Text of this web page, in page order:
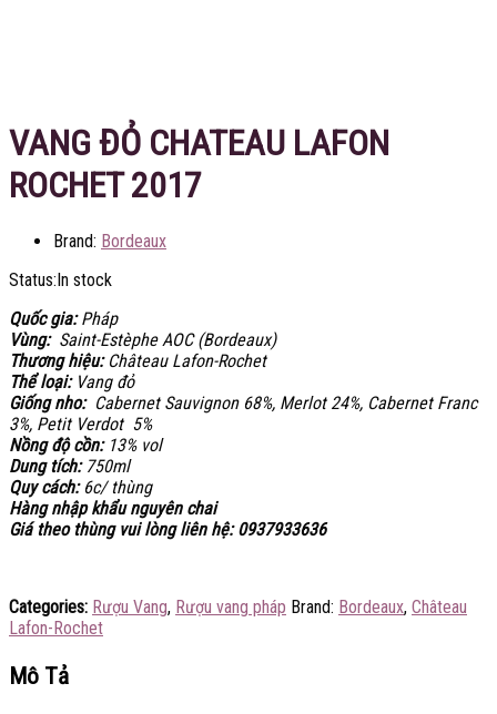
VANG ĐỎ CHATEAU LAFON
ROCHET 2017
Brand: Bordeaux
Status:In stock
Quốc gia:Pháp
Vùng:Saint-Estèphe AOC (Bordeaux)
Thương hiệu: Château Lafon-Rochet
Thể loại: Vang đỏ
Giống nho: Cabernet Sauvignon 68%, Merlot 24%, Cabernet Franc
3%, Petit Verdot 5%
Nồng độ cồn: 13% vol
Dung tích: 750ml
Quy cách: 6c/ thùng
Hàng nhập khẩu nguyên chai
Giá theo thùng vui lòng liên hệ: 0937933636
Categories: Rượu Vang, Rượu vang pháp Brand: Bordeaux, Château
Lafon-Rochet
Mô Tả